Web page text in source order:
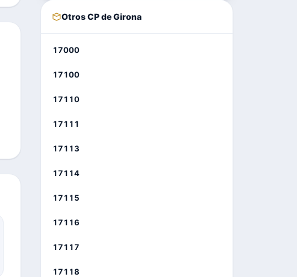
Otros CP de Girona
17000
17100
17110
17111
17113
17114
17115
17116
17117
17118